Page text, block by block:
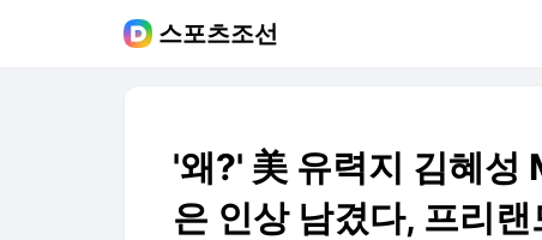
스포츠조선
'왜?' 美 유력지 김혜성
은 인상 남겼다, 프리